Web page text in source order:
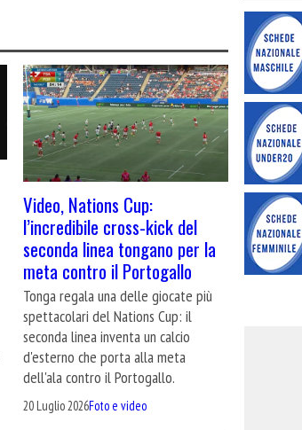
Video, Nations Cup:
l’incredibile cross-kick del
seconda linea tongano per la
meta contro il Portogallo
Tonga regala una delle giocate più
spettacolari del Nations Cup: il
seconda linea inventa un calcio
d'esterno che porta alla meta
dell'ala contro il Portogallo.
20 Luglio 2026Foto e video